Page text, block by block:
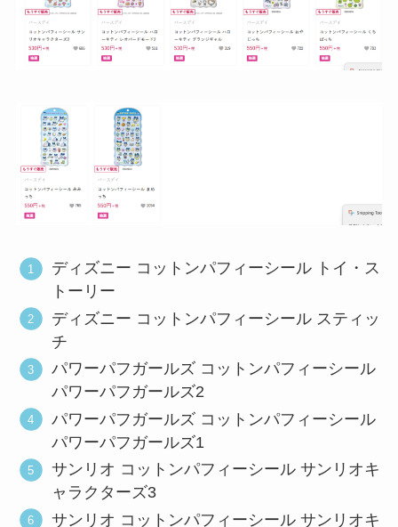
ディズニー コットンパフィーシール トイ・ス
トーリー
ディズニー コットンパフィーシール スティッ
チ
パワーパフガールズ コットンパフィーシール
パワーパフガールズ2
パワーパフガールズ コットンパフィーシール
パワーパフガールズ1
サンリオ コットンパフィーシール サンリオキ
ャラクターズ3
サンリオ コットンパフィーシール サンリオキ